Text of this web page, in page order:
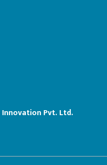
Pvt. Ltd.